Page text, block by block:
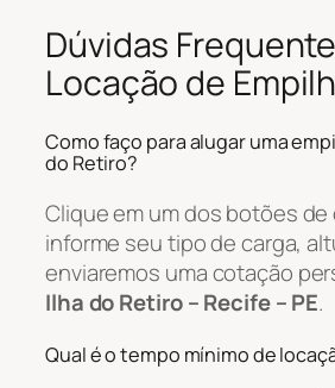
Dúvidas
Locação de
Como faço para alugar uma
do Retiro?
Clique em um dos botões
informe seu tipo de carga,
enviaremos uma cotação
Ilha do Retiro – Recife – PE.
Qual é o tempo mínimo de